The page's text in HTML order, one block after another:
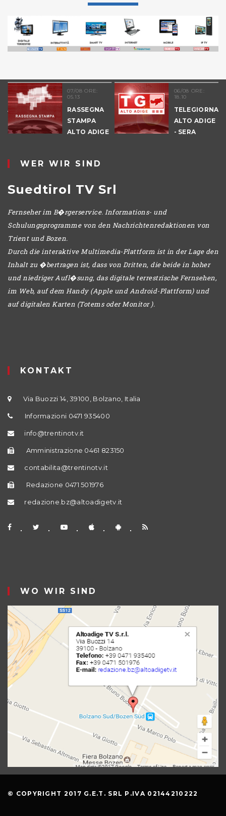
07/08 ORE:
05.13
RASSEGNA
STAMPA
ALTO ADIGE
06/08 ORE:
18.10
ALTO ADIGE
- SERA
WER WIR SIND
Suedtirol TV Srl
Fernseher im B�rgerservice. Informations- und
Schulungsprogramme von den Nachrichtenredaktionen von
Trient und Bozen.
Durch die interaktive Multimedia-Plattform ist in der Lage den
Inhalt zu �bertragen ist, dass von Dritten, die beide in hoher
und niedriger Aufl�sung, das digitale terrestrische Fernsehen,
im Web, auf dem Handy (Apple und Android-Plattform) und
auf digitalen Karten (Totems oder Monitor ).
KONTAKT
Via Buozzi 14, 39100, Bolzano, Italia
Informazioni 0471 935400
info@trentinotv.it
Amministrazione 0461 823150
contabilita@trentinotv.it
Redazione 0471 501976
redazione.bz@altoadigetv.it
WO WIR SIND
© COPYRIGHT 2017 G.E.T. SRL P.IVA 02144210222